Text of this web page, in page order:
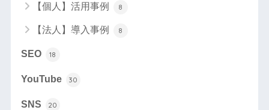
【個人】活用事例 8
【法人】導入事例 8
SEO 18
YouTube 30
SNS 20